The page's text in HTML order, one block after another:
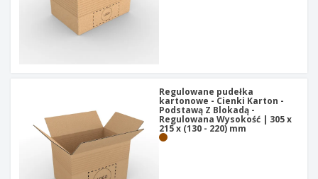
Regulowane pudełka
kartonowe - Cienki Karton -
Podstawą Z Blokadą -
Regulowana Wysokość | 305 x
215 x (130 - 220) mm